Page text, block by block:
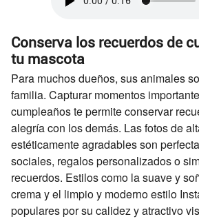
Conserva los recuerdos de
tu mascota
Para muchos dueños, sus animales
familia. Capturar momentos
cumpleaños te permite conservar
alegría con los demás. Las fotos de
estéticamente agradables son
sociales, regalos personalizados o
recuerdos. Estilos como la suave y
crema y el limpio y moderno estilo
populares por su calidez y atractivo